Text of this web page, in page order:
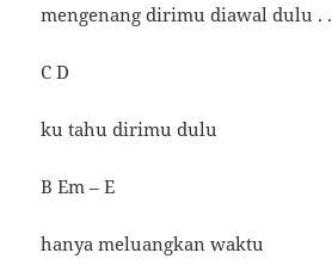
mengenang dirimu diawal dulu . .
C D
ku tahu dirimu dulu
B Em – E
hanya meluangkan waktu